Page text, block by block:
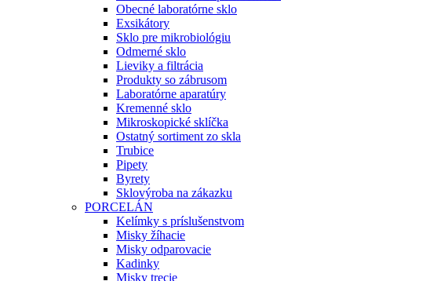
Obecné laboratórne sklo
Exsikátory
Sklo pre mikrobiológiu
Odmerné sklo
Lieviky a filtrácia
Produkty so zábrusom
Laboratórne aparatúry
Kremenné sklo
Mikroskopické sklíčka
Ostatný sortiment zo skla
Trubice
Pipety
Byrety
Sklovýroba na zákazku
PORCELÁN
Kelímky s príslušenstvom
Misky žíhacie
Misky odparovacie
Kadinky
Misky trecie